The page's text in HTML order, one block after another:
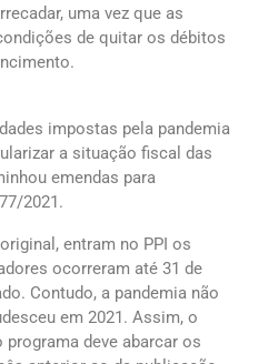
uma vez que as
de quitar os débitos
impostas pela pandemia
a situação fiscal das
emendas para
2021.
entram no PPI os
ocorreram até 31 de
Contudo, a pandemia não
em 2021. Assim, o
deve abarcar os